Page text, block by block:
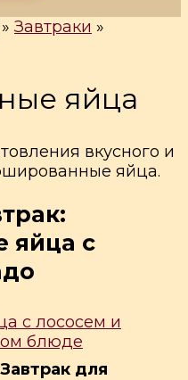
» Завтраки »
яйца
вкусного и
яйца.
яйца с
для